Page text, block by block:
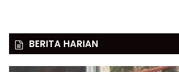
BERITA HARIAN